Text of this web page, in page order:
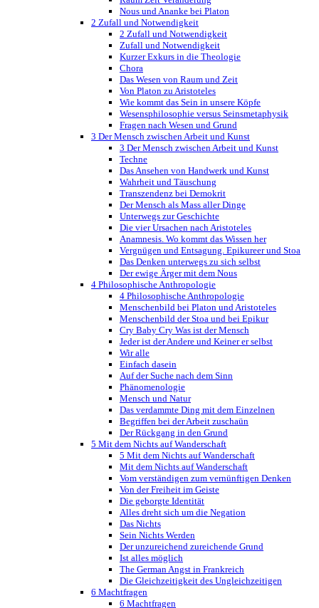
Nous und Ananke bei Platon
2 Zufall und Notwendigkeit
2 Zufall und Notwendigkeit
Zufall und Notwendigkeit
Kurzer Exkurs in die Theologie
Chora
Das Wesen von Raum und Zeit
Von Platon zu Aristoteles
Wie kommt das Sein in unsere Köpfe
Wesensphilosophie versus Seinsmetaphysik
Fragen nach Wesen und Grund
3 Der Mensch zwischen Arbeit und Kunst
3 Der Mensch zwischen Arbeit und Kunst
Techne
Das Ansehen von Handwerk und Kunst
Wahrheit und Täuschung
Transzendenz bei Demokrit
Der Mensch als Mass aller Dinge
Unterwegs zur Geschichte
Die vier Ursachen nach Aristoteles
Anamnesis. Wo kommt das Wissen her
Vergnügen und Entsagung. Epikureer und Stoa
Das Denken unterwegs zu sich selbst
Der ewige Ärger mit dem Nous
4 Philosophische Anthropologie
4 Philosophische Anthropologie
Menschenbild bei Platon und Aristoteles
Menschenbild der Stoa und bei Epikur
Cry Baby Cry Was ist der Mensch
Jeder ist der Andere und Keiner er selbst
Wir alle
Einfach dasein
Auf der Suche nach dem Sinn
Phänomenologie
Mensch und Natur
Das verdammte Ding mit dem Einzelnen
Begriffen bei der Arbeit zuschaün
Der Rückgang in den Grund
5 Mit dem Nichts auf Wanderschaft
5 Mit dem Nichts auf Wanderschaft
Mit dem Nichts auf Wanderschaft
Vom verständigen zum vernünftigen Denken
Von der Freiheit im Geiste
Die geborgte Identität
Alles dreht sich um die Negation
Das Nichts
Sein Nichts Werden
Der unzureichend zureichende Grund
Ist alles möglich
The German Angst in Frankreich
Die Gleichzeitigkeit des Ungleichzeitigen
6 Machtfragen
6 Machtfragen